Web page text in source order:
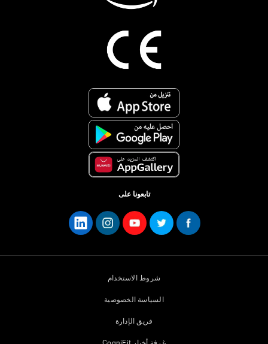
تابعونا على
شروط الاستخدام
السياسة الخصوصية
فريق الإدارة